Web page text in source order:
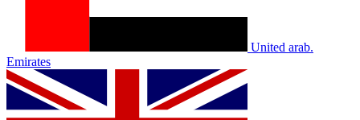
United arab.
Emirates